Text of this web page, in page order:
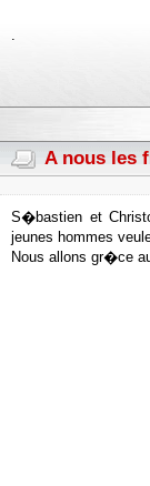
A nous les
S�bastien et
jeunes hommes
Nous allons gr�ce